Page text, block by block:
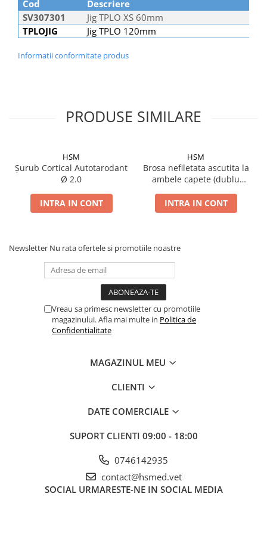
Șuruburi Canulate
Șuruburi Corticale
Suruburi Canulate Herbert
Suruburi Corticale
Cod
Descriere
SV307301
Jig TPLO XS 60mm
TPLOJIG
Jig TPLO 120mm
Informatii conformitate produs
PRODUSE SIMILARE
HSM
Șurub Cortical Autotarodant
Ø 2.0
INTRA IN CONT
HSM
Brosa nefiletata ascutita la
ambele capete (dublu
INTRA IN CONT
Newsletter Nu rata ofertele si promotiile noastre
Vreau sa primesc newsletter cu promotiile
magazinului. Afla mai multe in Politica de
Confidentialitate
MAGAZINUL MEU
CLIENTI
DATE COMERCIALE
SUPORT CLIENTI 09:00 - 18:00
0746142935
contact@hsmed.vet
SOCIAL URMARESTE-NE IN SOCIAL MEDIA